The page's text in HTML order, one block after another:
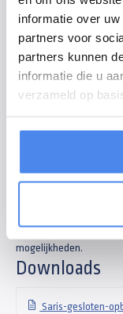
informatie over
partners voor
partners kunnen
informatie die u
verzameld op
te beschermen tegen
inzetbaar als mobiele
binnenin, regengoot,
een zijdeur, zijklep en/
steunpoten, bindrails
mogelijkheden.
Downloads
Saris-gesloten-